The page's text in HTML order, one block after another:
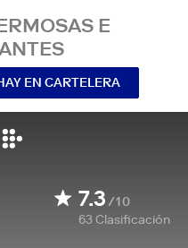
E
EN CARTELERA
7.3/10
63Clasificación